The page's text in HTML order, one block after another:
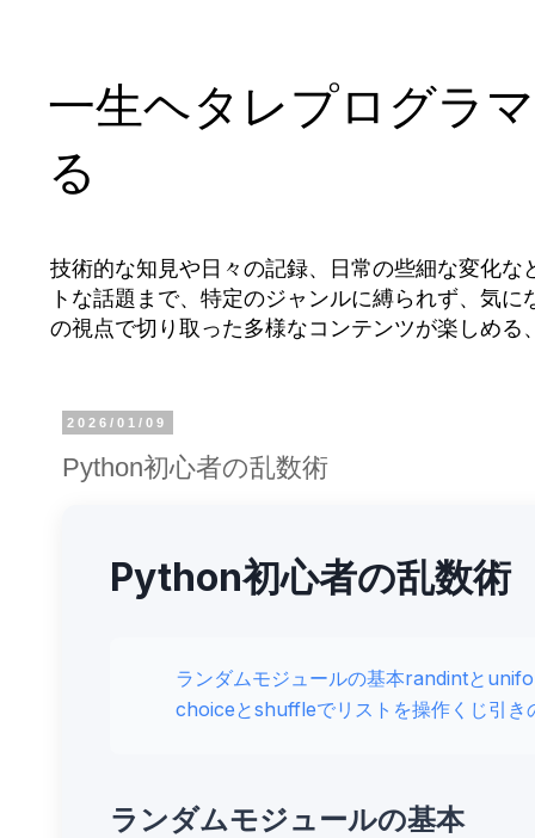
一生ヘタレプログラ
る
技術的な知見や日々の記録、日常の些細な変化
トな話題まで、特定のジャンルに縛られず、気
の視点で切り取った多様なコンテンツが楽しめ
2026/01/09
Python初心者の乱数術
Python初心者の乱数術
ランダムモジュールの基本randintと
choiceとshuffleでリストを操作 くじ引き
ランダムモジュールの基本